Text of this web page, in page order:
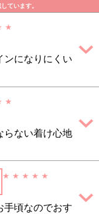
ています。
★
ンになりにくい
★
らない着け心地
★ ★ ★ ★ ★
手頃なのでおす